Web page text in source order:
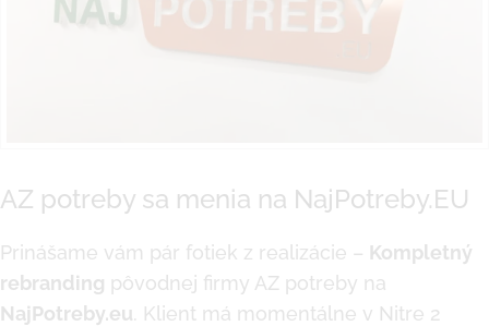
AZ potreby sa menia na NajPotreby.EU
Prinášame vám pár fotiek z realizácie – Kompletný
rebranding pôvodnej firmy AZ potreby na
NajPotreby.eu . Klient má momentálne v Nitre 2